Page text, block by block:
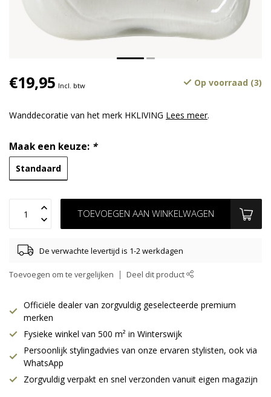
€19,95 Incl. btw Op voorraad (3)
Wanddecoratie van het merk HKLIVING Lees meer.
Maak een keuze: *
Standaard
TOEVOEGEN AAN WINKELWAGEN
De verwachte levertijd is 1-2 werkdagen
Toevoegen om te vergelijken Deel dit product
Officiële dealer van zorgvuldig geselecteerde premium
merken
Fysieke winkel van 500 m² in Winterswijk
Persoonlijk stylingadvies van onze ervaren stylisten, ook via
WhatsApp
Zorgvuldig verpakt en snel verzonden vanuit eigen magazijn